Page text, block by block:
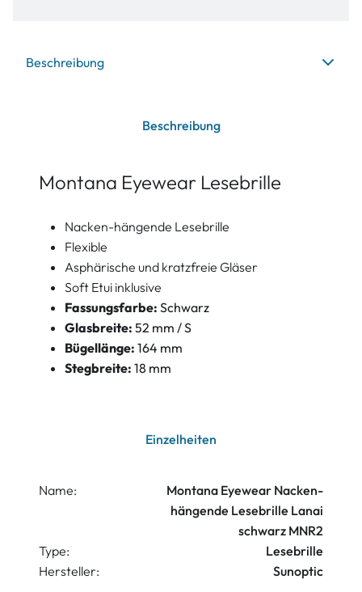
Beschreibung
Beschreibung
Montana Eyewear Lesebrille
Nacken-hängende Lesebrille
Flexible
Asphärische und kratzfreie Gläser
Soft Etui inklusive
Fassungsfarbe: Schwarz
Glasbreite: 52 mm / S
Bügellänge: 164 mm
Stegbreite: 18 mm
Einzelheiten
Name:
Montana Eyewear Nacken-
hängende Lesebrille Lanai
schwarz MNR2
Type:
Lesebrille
Hersteller:
Sunoptic